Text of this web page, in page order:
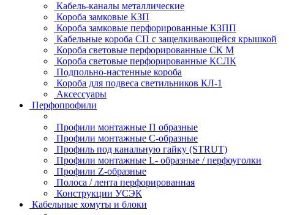
Кабель-каналы металлические
Короба замковые КЗП
Короба замковые перфорированные КЗПП
Кабельные короба СП с защелкивающейся крышкой
Короба световые перфорированные СК М
Короба световые перфорированные КСЛК
Подпольно-настенные короба
Короба для подвеса светильников КЛ-1
Аксессуары
Перфопрофили
Профили монтажные П образные
Профили монтажные C-образные
Профиль под канальную гайку (STRUT)
Профили монтажные L- образные / перфоуголки
Профили Z-образные
Полоса / лента перфорированная
Конструкции УСЭК
Кабельные хомуты и блоки